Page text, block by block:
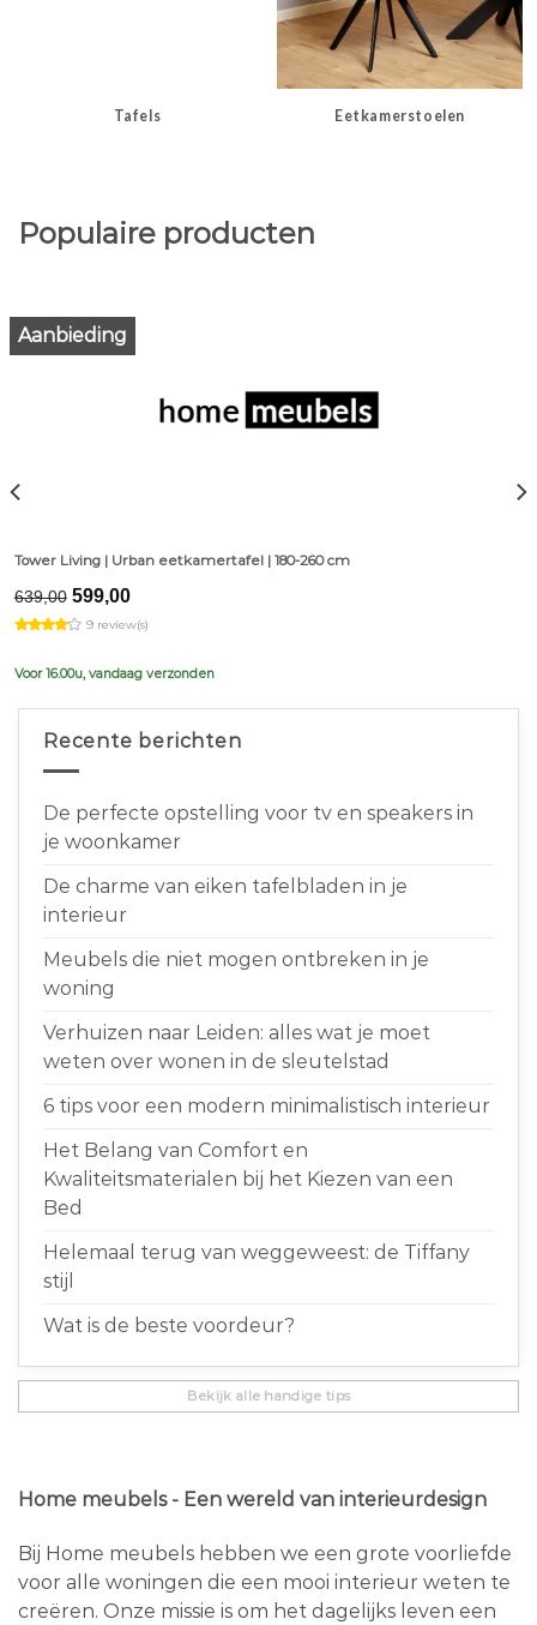
Tafels Eetkamerstoelen
Populaire producten
Aanbieding
Tower Living | Urban eetkamertafel | 180-260 cm
639,00 Original
price
was:
599,00Current
is:
9 review(s)
Voor 16.00u, vandaag verzonden
Recente berichten
De perfecte opstelling voor tv en speakers in
je woonkamer
De charme van eiken tafelbladen in je
interieur
Meubels die niet mogen ontbreken in je
woning
Verhuizen naar Leiden: alles wat je moet
weten over wonen in de sleutelstad
6 tips voor een modern minimalistisch interieur
Het Belang van Comfort en
Kwaliteitsmaterialen bij het Kiezen van een
Bed
Helemaal terug van weggeweest: de Tiffany
stijl
Wat is de beste voordeur?
Bekijk alle handige tips
Home meubels - Een wereld van interieurdesign
Bij Home meubels hebben we een grote voorliefde
voor alle woningen die een mooi interieur weten te
creëren. Onze missie is om het dagelijks leven een